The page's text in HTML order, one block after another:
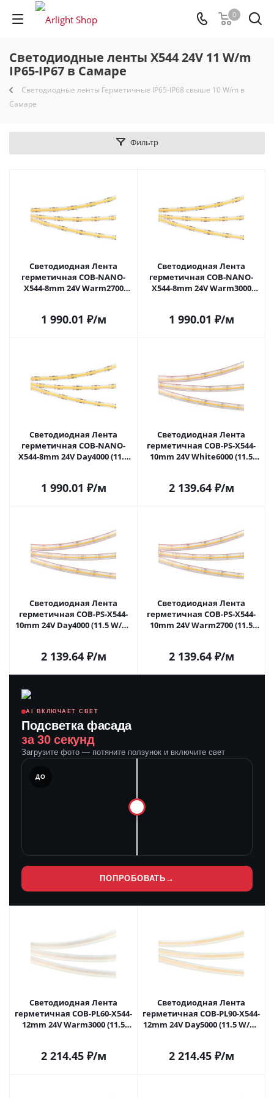
0
Светодиодные ленты X544 24V 11 W/m
IP65-IP67 в Самаре
Светодиодные ленты Герметичные IP65-IP68 свыше 10 W/m в
Самаре
Фильтр
Светодиодная Лента
герметичная COB-NANO-
X544-8mm 24V Warm2700
1 990.01 ₽/м
Светодиодная Лента
герметичная COB-NANO-
X544-8mm 24V Warm3000
1 990.01 ₽/м
Светодиодная Лента
герметичная COB-NANO-
X544-8mm 24V Day4000 (11.5
1 990.01 ₽/м
Светодиодная Лента
герметичная COB-PS-X544-
10mm 24V White6000 (11.5
2 139.64₽/м
Светодиодная Лента
герметичная COB-PS-X544-
10mm 24V Day4000 (11.5 W/m,
2 139.64₽/м
Светодиодная Лента
герметичная COB-PS-X544-
10mm 24V Warm2700 (11.5
2 139.64₽/м
AI ВКЛЮЧАЕТ СВЕТ
Подсветка фасада
за 30 секунд
Загрузите фото — потяните ползунок и включите свет
ДО
ПОПРОБОВАТЬ →
Светодиодная Лента
герметичная COB-PL60-X544-
12mm 24V Warm3000 (11.5
2 214.45₽/м
Светодиодная Лента
герметичная COB-PL90-X544-
12mm 24V Day5000 (11.5 W/m,
2 214.45₽/м